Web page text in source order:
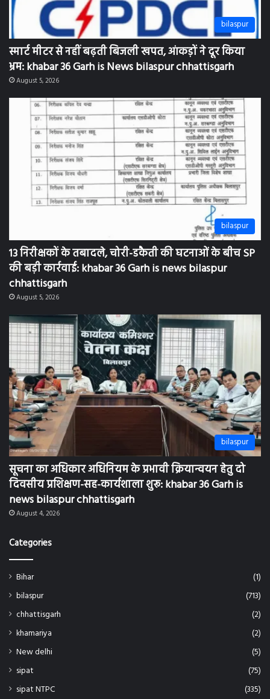
bilaspur
स्मार्ट मीटर से नहीं बढ़ती बिजली खपत, आंकड़ों ने दूर किया
भ्रम: khabar 36 Garh is News bilaspur chhattisgarh
August 5, 2026
bilaspur
13 निरीक्षकों के तबादले, चोरी-डकैती की घटनाओं के बीच SP
की बड़ी कार्रवाई: khabar 36 Garh is news bilaspur
chhattisgarh
August 5, 2026
bilaspur
सूचना का अधिकार अधिनियम के प्रभावी क्रियान्वयन हेतु दो
दिवसीय प्रशिक्षण-सह-कार्यशाला शुरू: khabar 36 Garh is
news bilaspur chhattisgarh
August 4, 2026
Categories
Bihar
(1)
bilaspur
(713)
chhattisgarh
(2)
khamariya
(2)
New delhi
(5)
sipat
(75)
sipat NTPC
(335)